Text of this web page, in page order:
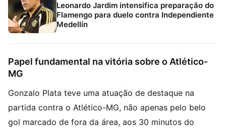
Leonardo Jardim intensifica preparação do
Flamengo para duelo contra Independiente
Medellín
Papel fundamental na vitória sobre o Atlético-
MG
Gonzalo Plata teve uma atuação de destaque na
partida contra o Atlético-MG, não apenas pelo belo
gol marcado de fora da área, aos 30 minutos do